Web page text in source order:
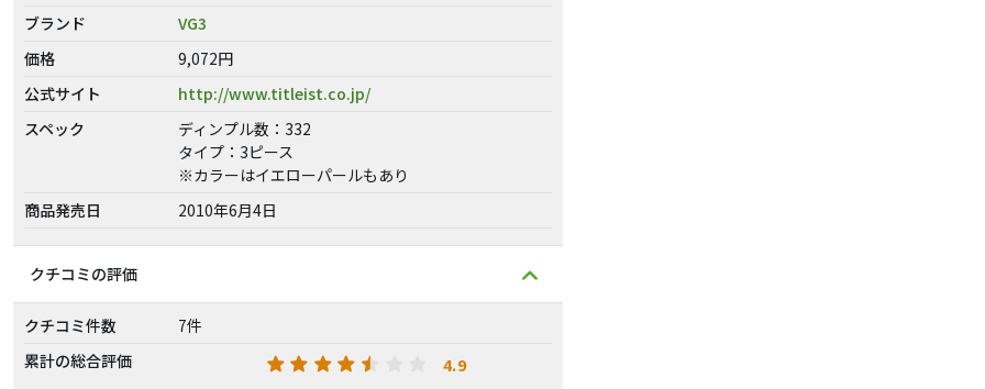
ブランド
VG3
価格
9,072円
公式サイト
http://www.titleist.co.jp/
スペック
ディンプル数：332
タイプ：3ピース
※カラーはイエローパールもあり
商品発売日
2010年6月4日
クチコミの評価
クチコミ件数
7件
累計の総合評価
4.9